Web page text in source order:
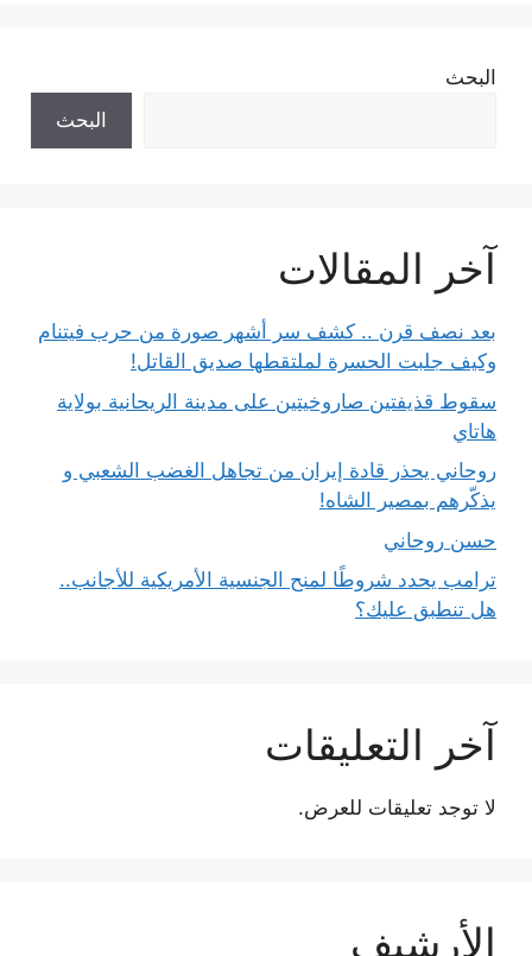
البحث
البحث
آخر المقالات
بعد نصف قرن .. كشف سر أشهر صورة من حرب فيتنام
وكيف جلبت الحسرة لملتقطها صديق القاتل!
سقوط قذيفتين صاروخيتين على مدينة الريحانية بولاية
هاتاي
روحاني يحذر قادة إيران من تجاهل الغضب الشعبي و
يذكّرهم بمصير الشاه!
حسن روحاني
ترامب يحدد شروطًا لمنح الجنسية الأمريكية للأجانب..
هل تنطبق عليك؟
آخر التعليقات
لا توجد تعليقات للعرض.
الأرشيف